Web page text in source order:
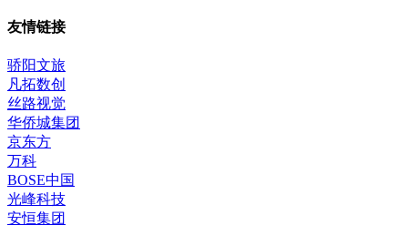
友情链接
骄阳文旅
凡拓数创
丝路视觉
华侨城集团
京东方
万科
BOSE中国
光峰科技
安恒集团